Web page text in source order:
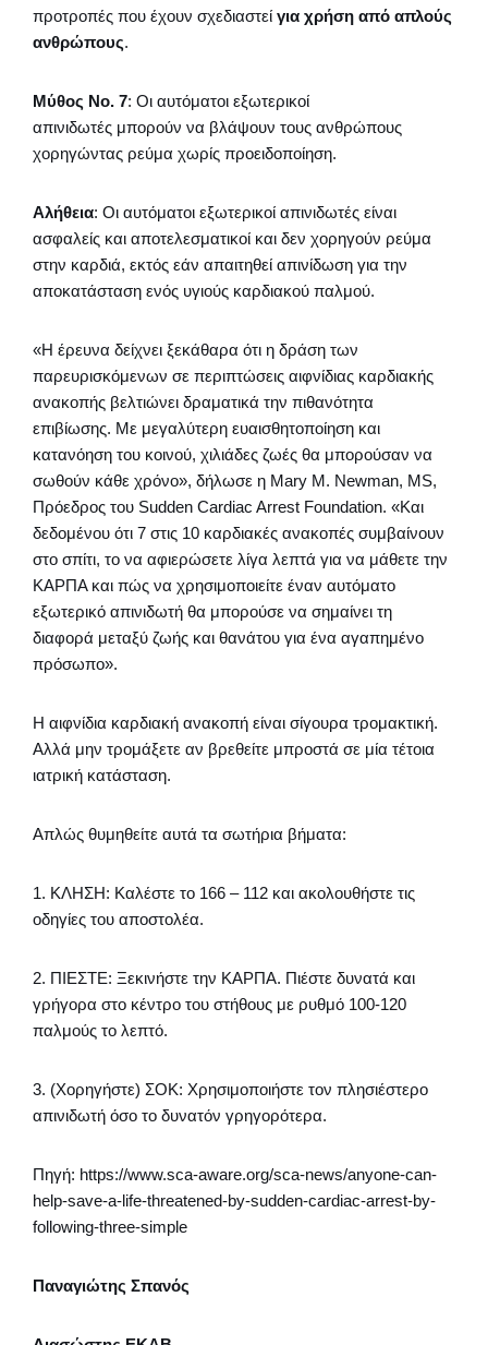
προτροπές που έχουν σχεδιαστεί για χρήση από απλούς
ανθρώπους.
Μύθος Νο. 7: Οι αυτόματοι εξωτερικοί
απινιδωτές μπορούν να βλάψουν τους ανθρώπους
χορηγώντας ρεύμα χωρίς προειδοποίηση.
Αλήθεια: Οι αυτόματοι εξωτερικοί απινιδωτές είναι
ασφαλείς και αποτελεσματικοί και δεν χορηγούν ρεύμα
στην καρδιά, εκτός εάν απαιτηθεί απινίδωση για την
αποκατάσταση ενός υγιούς καρδιακού παλμού.
«Η έρευνα δείχνει ξεκάθαρα ότι η δράση των
παρευρισκόμενων σε περιπτώσεις αιφνίδιας καρδιακής
ανακοπής βελτιώνει δραματικά την πιθανότητα
επιβίωσης. Με μεγαλύτερη ευαισθητοποίηση και
κατανόηση του κοινού, χιλιάδες ζωές θα μπορούσαν να
σωθούν κάθε χρόνο», δήλωσε η Mary M. Newman, MS,
Πρόεδρος του Sudden Cardiac Arrest Foundation. «Και
δεδομένου ότι 7 στις 10 καρδιακές ανακοπές συμβαίνουν
στο σπίτι, το να αφιερώσετε λίγα λεπτά για να μάθετε την
ΚΑΡΠΑ και πώς να χρησιμοποιείτε έναν αυτόματο
εξωτερικό απινιδωτή θα μπορούσε να σημαίνει τη
διαφορά μεταξύ ζωής και θανάτου για ένα αγαπημένο
πρόσωπο».
Η αιφνίδια καρδιακή ανακοπή είναι σίγουρα τρομακτική.
Αλλά μην τρομάξετε αν βρεθείτε μπροστά σε μία τέτοια
ιατρική κατάσταση.
Απλώς θυμηθείτε αυτά τα σωτήρια βήματα:
1. ΚΛΗΣΗ: Καλέστε το 166 – 112 και ακολουθήστε τις
οδηγίες του αποστολέα.
2. ΠΙΕΣΤΕ: Ξεκινήστε την ΚΑΡΠΑ. Πιέστε δυνατά και
γρήγορα στο κέντρο του στήθους με ρυθμό 100-120
παλμούς το λεπτό.
3. (Χορηγήστε) ΣΟΚ: Χρησιμοποιήστε τον πλησιέστερο
απινιδωτή όσο το δυνατόν γρηγορότερα.
Πηγή: https://www.sca-aware.org/sca-news/anyone-can-
help-save-a-life-threatened-by-sudden-cardiac-arrest-by-
following-three-simple
Παναγιώτης Σπανός